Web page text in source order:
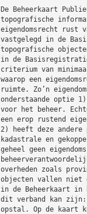
De Beheerkaart
topografische
eigendomsrecht rust
vastgelegd in de
topografische
in de
criterium van
waarop een
ruimte. Zo’n
onderstaande optie
voor het beheer.
een erop rustend
2) heeft deze
kadastrale en
geheel geen
overheden zoals
objecten vallen niet
in de Beheerkaart in
dit verband kan
opstal. Op de kaart